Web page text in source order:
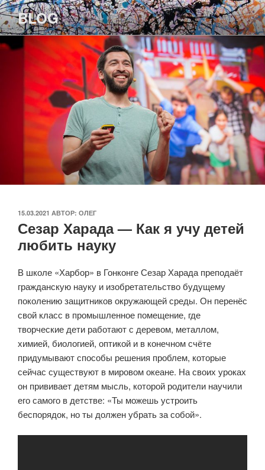
Перейти
к
содержимому
BLOG
ОПУБЛИКОВАНО
15.03.2021 АВТОР: ОЛЕГ
Сезар Харада — Как я учу детей
любить науку
В школе «Харбор» в Гонконге Сезар Харада преподаёт
гражданскую науку и изобретательство будущему
поколению защитников окружающей среды. Он перенёс
свой класс в промышленное помещение, где
творческие дети работают с деревом, металлом,
химией, биологией, оптикой и в конечном счёте
придумывают способы решения проблем, которые
сейчас существуют в мировом океане. На своих уроках
он прививает детям мысль, которой родители научили
его самого в детстве: «Ты можешь устроить
беспорядок, но ты должен убрать за собой».